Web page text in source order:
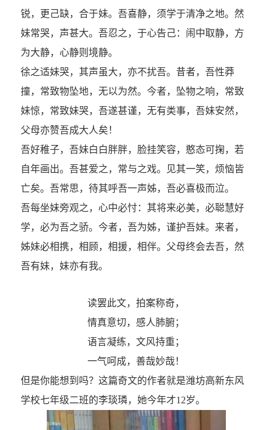
锐，更己缺，合于妹。吾喜静，须学于清净之地。然
妹常哭，声甚大。吾忍之，于心告己：闹中取静，方
为大静，心静则境静。
徐之适妹哭，其声虽大，亦不扰吾。昔者，吾性莽
撞，常致物坠地，无以为然。今者，坠物之响，常致
妹惊，常致妹哭，吾遂甚谨，无有类事，吾妹安然，
父母亦赞吾成大人矣！
吾好稚子，吾妹白白胖胖，脸挂笑容，憨态可掬，若
自年画出。吾甚爱之，常与之戏。见其一笑，烦恼皆
亡矣。吾常思，待其呼吾一声姊，吾必喜极而泣。
吾每坐妹旁观之，心中必忖：其将来必美，必聪慧好
学，必为吾之骄。今者，吾为姊，谨护吾妹。来者，
姊妹必相携，相顾，相援，相伴。父母终会去吾，然
吾有妹，妹亦有我。
读罢此文，拍案称奇，
情真意切，感人肺腑；
语言凝练，文风持重；
一气呵成，善哉妙哉！
但是你能想到吗？这篇奇文的作者就是潍坊高新东风
学校七年级二班的李琰璘，她今年才12岁。